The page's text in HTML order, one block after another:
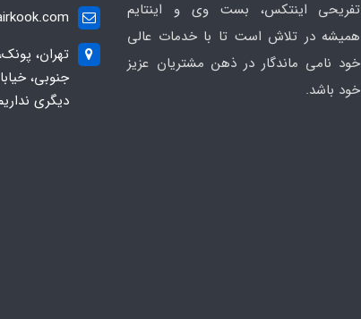
تفریحی اینتکس، بست وی و اینتایم
همیشه در تلاش است تا با خدمات عالی
خود نامی ماندگار در ذهن مشتریان عزیز
خود باشد.
تهران،
دیگری